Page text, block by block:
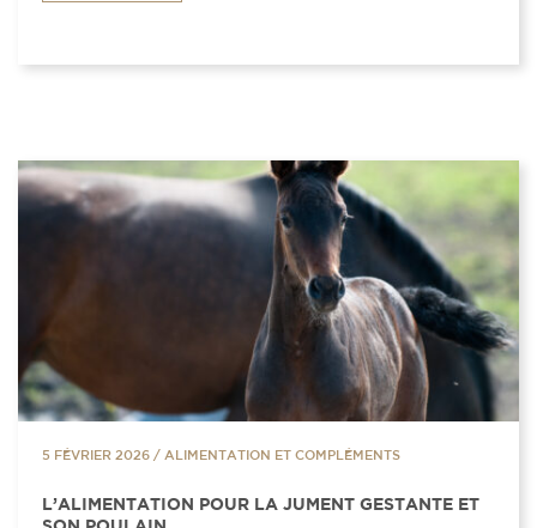
5 FÉVRIER 2026 / ALIMENTATION ET COMPLÉMENTS
L’ALIMENTATION POUR LA JUMENT GESTANTE ET